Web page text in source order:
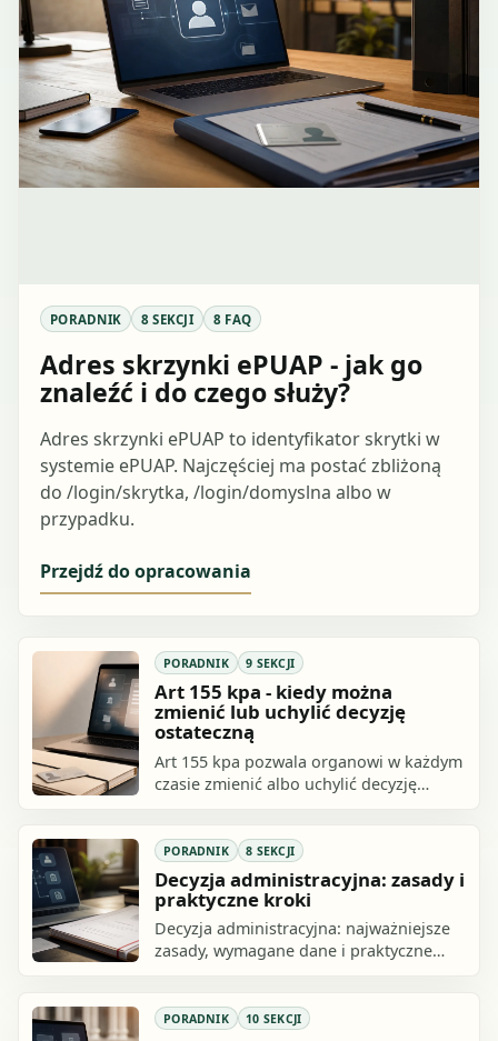
PORADNIK 8 SEKCJI 8 FAQ
Adres skrzynki ePUAP - jak go
znaleźć i do czego służy?
Adres skrzynki ePUAP to identyfikator skrytki w
systemie ePUAP. Najczęściej ma postać zbliżoną
do /login/skrytka, /login/domyslna albo w
przypadku.
Przejdź do opracowania
PORADNIK 9 SEKCJI
Art 155 kpa - kiedy można
zmienić lub uchylić decyzję
ostateczną
Art 155 kpa pozwala organowi w każdym
czasie zmienić albo uchylić decyzję
PORADNIK 8 SEKCJI
Decyzja administracyjna: zasady i
praktyczne kroki
Decyzja administracyjna: najważniejsze
zasady, wymagane dane i praktyczne
PORADNIK 10 SEKCJI